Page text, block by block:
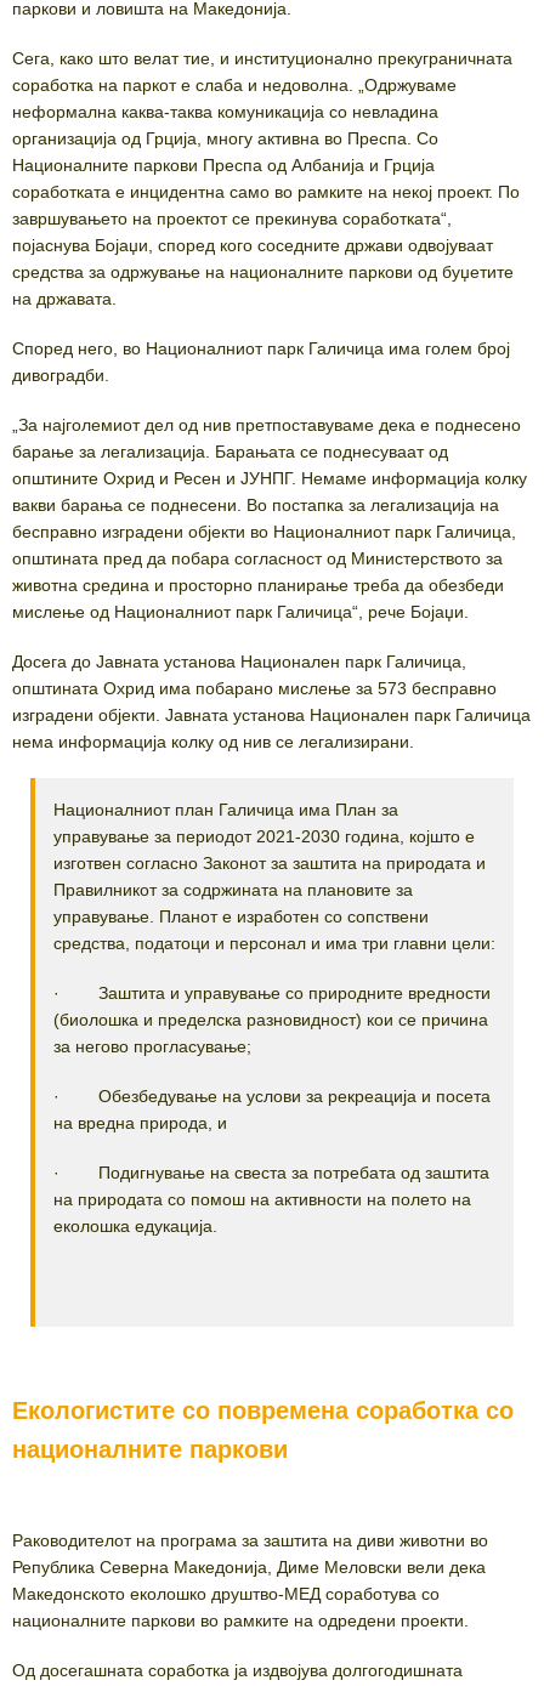
паркови и ловишта на Македонија.
Сега, како што велат тие, и институционално прекуграничната
соработка на паркот е слаба и недоволна. „Одржуваме
неформална каква-таква комуникација со невладина
организација од Грција, многу активна во Преспа. Со
Националните паркови Преспа од Албанија и Грција
соработката е инцидентна само во рамките на некој проект. По
завршувањето на проектот се прекинува соработката“,
појаснува Бојаџи, според кого соседните држави одвојуваат
средства за одржување на националните паркови од буџетите
на државата.
Според него, во Националниот парк Галичица има голем број
дивоградби.
„За најголемиот дел од нив претпоставуваме дека е поднесено
барање за легализација. Барањата се поднесуваат од
општините Охрид и Ресен и ЈУНПГ. Немаме информација колку
вакви барања се поднесени. Во постапка за легализација на
бесправно изградени објекти во Националниот парк Галичица,
општината пред да побара согласност од Министерството за
животна средина и просторно планирање треба да обезбеди
мислење од Националниот парк Галичица“, рече Бојаџи.
Досега до Јавната установа Национален парк Галичица,
општината Охрид има побарано мислење за 573 бесправно
изградени објекти. Јавната установа Национален парк Галичица
нема информација колку од нив се легализирани.
Националниот план Галичица има План за
управување за периодот 2021-2030 година, којшто е
изготвен согласно Законот за заштита на природата и
Правилникот за содржината на плановите за
управување. Планот е изработен со сопствени
средства, податоци и персонал и има три главни цели:
· Заштита и управување со природните вредности
(биолошка и пределска разновидност) кои се причина
за негово прогласување;
· Обезбедување на услови за рекреација и посета
на вредна природа, и
· Подигнување на свеста за потребата од заштита
на природата со помош на активности на полето на
еколошка едукација.
Екологистите со повремена соработка со
националните паркови
Раководителот на програма за заштита на диви животни во
Република Северна Македонија, Диме Меловски вели дека
Македонското еколошко друштво-МЕД соработува со
националните паркови во рамките на одредени проекти.
Од досегашната соработка ја издвојува долгогодишната